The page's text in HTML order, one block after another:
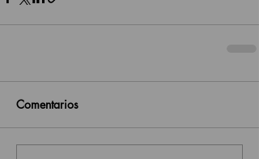
Comentarios